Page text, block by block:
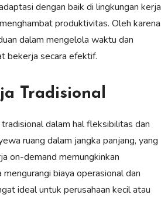
dengan baik di lingkungan kerja
produktivitas. Oleh karena
dalam mengelola waktu dan
bekerja secara efektif.
Tradisional
dalam hal fleksibilitas dan
ruang dalam jangka panjang, yang
on-demand memungkinkan
biaya operasional dan
ideal untuk perusahaan kecil atau